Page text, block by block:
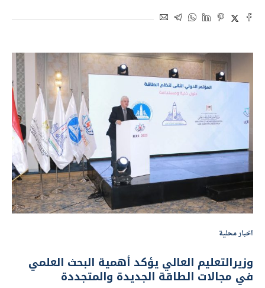
اخبار محلية
وزيرالتعليم العالي يؤكد أهمية البحث العلمي
في مجالات الطاقة الجديدة والمتجددة